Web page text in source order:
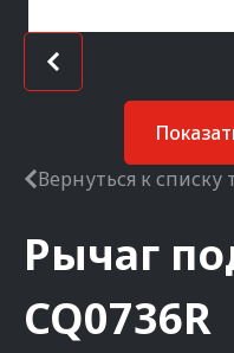
Вернуться к списку
Рычаг
CQ0736R